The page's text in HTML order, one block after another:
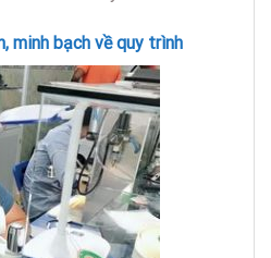
minh bạch về quy trình